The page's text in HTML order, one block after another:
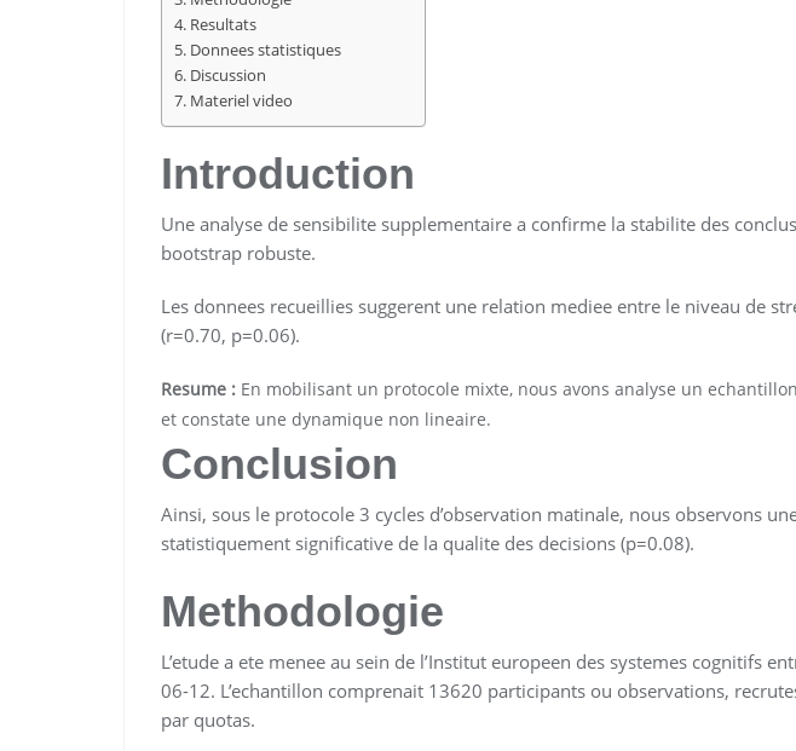
Resultats
Donnees statistiques
Discussion
Materiel video
Introduction
Une analyse de sensibilite supplementaire a confirme la stabilite des
bootstrap robuste.
Les donnees recueillies suggerent une relation mediee entre le niveau de
(r=0.70, p=0.06).
Resume : En mobilisant un protocole mixte, nous avons analyse un
et constate une dynamique non lineaire.
Conclusion
Ainsi, sous le protocole 3 cycles d’observation matinale, nous observons
statistiquement significative de la qualite des decisions (p=0.08).
Methodologie
L’etude a ete menee au sein de l’Institut europeen des systemes cognitifs
06-12. L’echantillon comprenait 13620 participants ou observations,
par quotas.